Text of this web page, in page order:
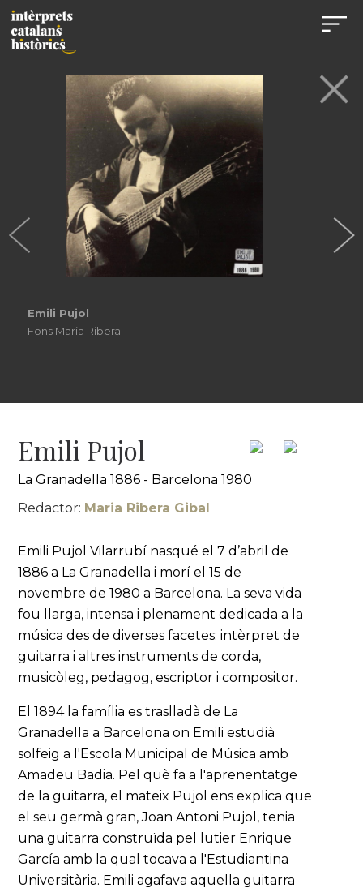
Emili Pujol
Fons Maria Ribera
Emili Pujol
La Granadella 1886 - Barcelona 1980
Redactor: Maria Ribera Gibal
Emili Pujol Vilarrubí nasqué el 7 d’abril de
1886 a La Granadella i morí el 15 de
novembre de 1980 a Barcelona. La seva vida
fou llarga, intensa i plenament dedicada a la
música des de diverses facetes: intèrpret de
guitarra i altres instruments de corda,
musicòleg, pedagog, escriptor i compositor.
El 1894 la família es traslladà de La
Granadella a Barcelona on Emili estudià
solfeig a l'Escola Municipal de Música amb
Amadeu Badia. Pel què fa a l'aprenentatge
de la guitarra, el mateix Pujol ens explica que
el seu germà gran, Joan Antoni Pujol, tenia
una guitarra construïda pel lutier Enrique
García amb la qual tocava a l'Estudiantina
Universitària. Emili agafava aquella guitarra